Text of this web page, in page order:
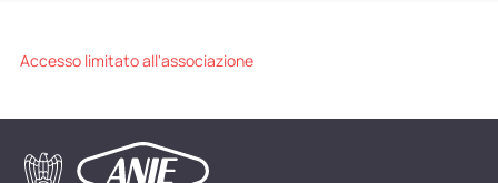
Accesso limitato all'associazione